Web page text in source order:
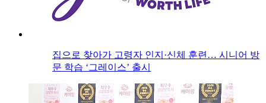
집으로 찾아가 고령자 인지·신체 훈련… 시니어 방
문 학습 ‘그레이스’ 출시